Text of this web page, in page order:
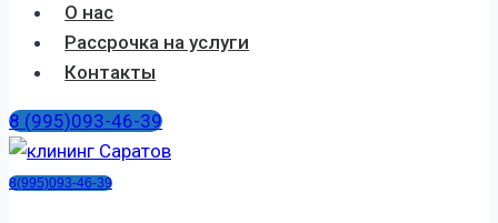
О нас
Рассрочка на услуги
Контакты
8 (995)093-46-39
8(995)093-46-39